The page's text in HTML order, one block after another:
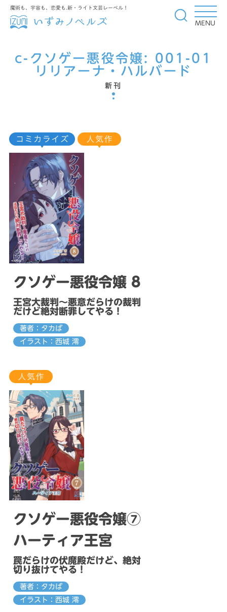
MENU
魔術も、宇宙も、恋愛も.新・ライト文芸レーベル！
c-クソゲー悪役令嬢: 001-01
リリアーナ・ハルバード
新刊
クソゲー悪役令嬢 8
王宮大裁判～悪意だらけの裁判
だけど絶対断罪してやる！
著者：タカば
イラスト：西城 澪
クソゲー悪役令嬢⑦
ハーティア王宮
罠だらけの伏魔殿だけど、絶対
切り抜けてやる！
著者：タカば
イラスト：西城 澪